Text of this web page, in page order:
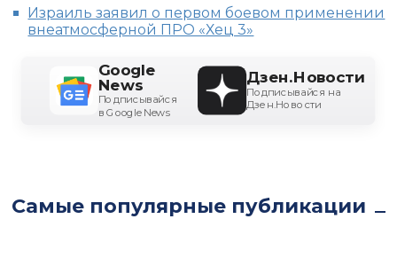
Израиль заявил о первом боевом применении
внеатмосферной ПРО «Хец 3»
Google
News
Подписывайся
в Google News
Дзен.Новости
Подписывайся на
Дзен.Новости
Самые популярные публикации